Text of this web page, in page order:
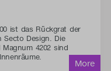
ist das Rückgrat der
Secto Design. Die
Magnum 4202 sind